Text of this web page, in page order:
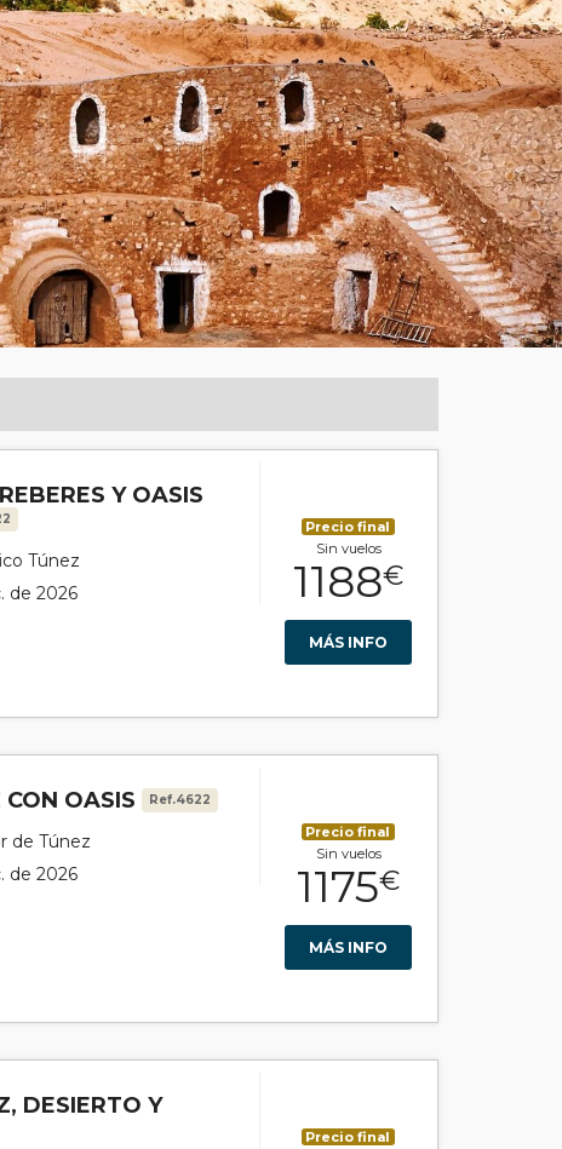
Y OASIS
Túnez
de 2026
Precio final
Sin vuelos
1188€
MÁS INFO
OASIS Ref.4622
de Túnez
de 2026
Precio final
Sin vuelos
1175€
MÁS INFO
DESIERTO Y
Precio final